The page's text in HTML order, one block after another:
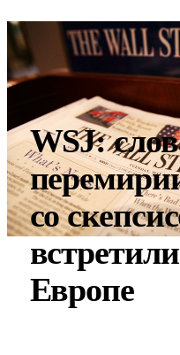
WSJ:
со
Европе